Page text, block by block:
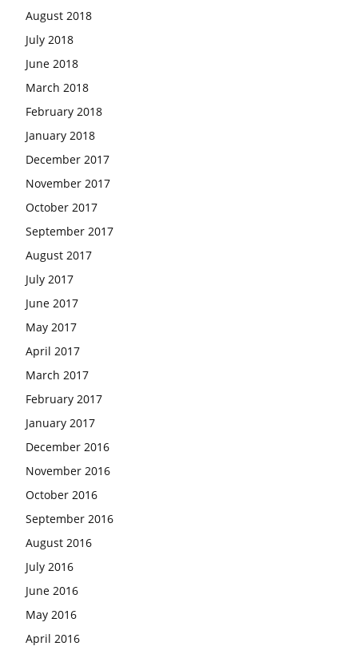
August 2018
July 2018
June 2018
March 2018
February 2018
January 2018
December 2017
November 2017
October 2017
September 2017
August 2017
July 2017
June 2017
May 2017
April 2017
March 2017
February 2017
January 2017
December 2016
November 2016
October 2016
September 2016
August 2016
July 2016
June 2016
May 2016
April 2016